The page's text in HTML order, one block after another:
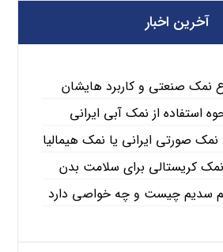
آخرین اخبار
نمک صنعتی و کاربرد هایشان
استفاده از نمک آبی ایرانی
صورتی ایرانی یا نمک هیمالیا
کریستالی برای سلامت بدن
سدیم چیست و چه خواصی دارد